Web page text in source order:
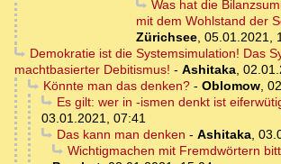
Was hat die
mit dem Wohlstand der
Zürichsee, 05.01.2021,
Demokratie ist die Systemsimulation! Das
machtbasierter Debitismus! - Ashitaka,
Könnte man das denken?- Oblomow,
Es gilt: wer in -ismen denkt ist
03.01.2021, 07:41
Das kann man denken - Ashitaka,
Wichtigmachen mit Fremdwörtern